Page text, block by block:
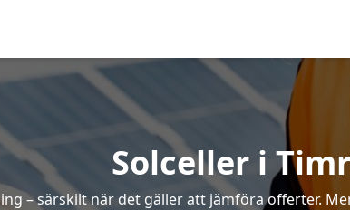
Solceller i
– särskilt när det gäller att jämföra offerter.